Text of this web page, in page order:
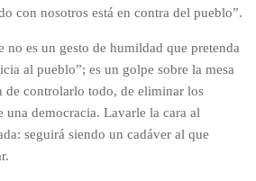
con nosotros está en contra del pueblo”.
no es un gesto de humildad que pretenda
al pueblo”; es un golpe sobre la mesa
de controlarlo todo, de eliminar los
una democracia. Lavarle la cara al
seguirá siendo un cadáver al que